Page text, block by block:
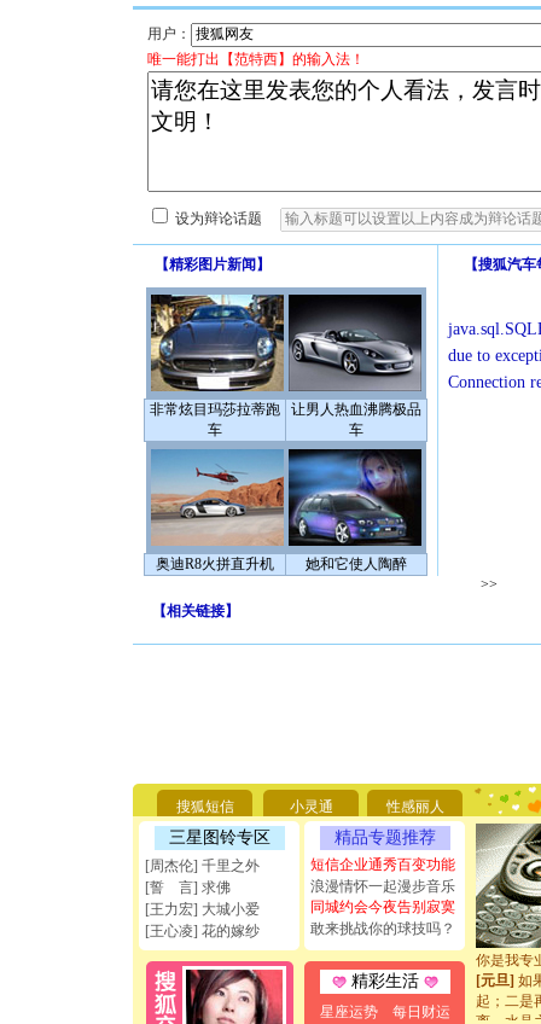
用户：
唯一能打出【范特西】的输入法！
设为辩论话题
【精彩图片新闻 】
非常炫目玛莎拉蒂跑
车
让男人热血沸腾极品
车
奥迪R8火拼直升机 她和它使人陶醉
【搜狐汽车
due to
Connection
>>
【相关链接】
搜狐短信 小灵通 性感丽人
三星图铃专区
[周杰伦] 千里之外
[誓 言] 求佛
[王力宏] 大城小爱
[王心凌] 花的嫁纱
精品专题推荐
短信企业通秀百变功能
浪漫情怀一起漫步音乐
同城约会今夜告别寂寞
敢来挑战你的球技吗？
精彩生活
星座运势
每日财运
要平安！
[圣诞节]
能正大
天都要快
[圣诞节]
如意,快
[元旦]看
断电。爱
你是我专
[元旦] 如
起；二是
离。水晶